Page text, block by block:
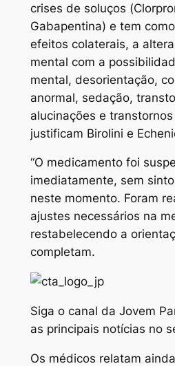
crises de soluços
Gabapentina) e tem
efeitos colaterais, a
mental com a
mental, desorientação,
anormal, sedação,
alucinações e transtornos
justificam Birolini e
“O medicamento foi
imediatamente, sem
neste momento. Foram
ajustes necessários na
restabelecendo a
completam.
Siga o canal da Jovem
as principais notícias no
Os médicos relatam